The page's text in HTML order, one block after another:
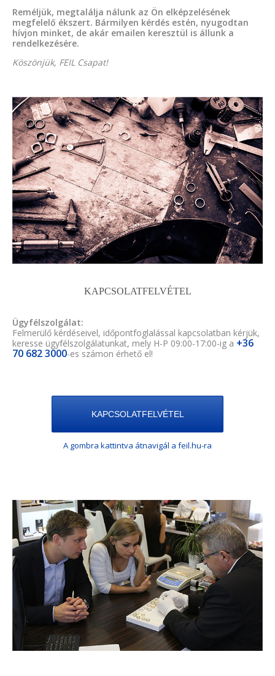
Reméljük, megtalálja nálunk az Ön elképzelésének
megfelelő ékszert. Bármilyen kérdés estén, nyugodtan
hívjon minket, de akár emailen keresztül is állunk a
rendelkezésére.
Köszönjük, FEIL Csapat!
KAPCSOLATFELVÉTEL
Ügyfélszolgálat:
Felmerülő kérdéseivel, időpontfoglalással kapcsolatban kérjük,
keresse ügyfélszolgálatunkat, mely H-P 09:00-17:00-ig a +36
70 682 3000-es számon érhető el!
KAPCSOLATFELVÉTEL
A gombra kattintva átnavigál a feil.hu-ra